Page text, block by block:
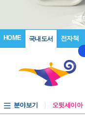
HOME 국내도서 전자책
분야보기 오뒷세이아